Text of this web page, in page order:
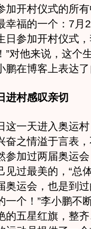
开村仪式的所有
幸福的一个：7月
日参加开村仪式
”对他来说，这个
鹏在博客上表达
进村感叹亲切
一天进入奥运村
奋之情溢于言表
参加过两届奥运
见过最美的，“总
奥运会，也是到
一个！”李小鹏不
的五星红旗，整